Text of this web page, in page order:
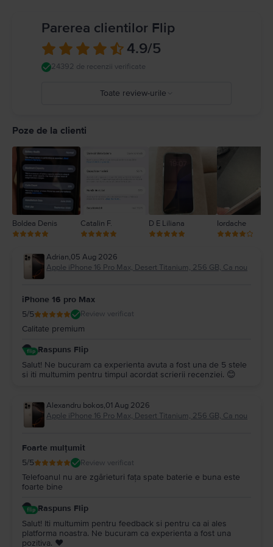
utilizarea dispozitivelor mobile sau a căștilor. Utilizarea de cabluri sau
adaptoare deteriorate sau încărcarea în prezența umezelii poate cauza
incendii, șocuri electrice, vătămări personale sau daune pentru iPhone sau
alte proprietăți. Detalii complete lahttps://support.apple.com/ro-
ro/guide/iphone/iph301fc905/ios
Parerea clientilor Flip
4.9/5
24392 de recenzii verificate
Toate review-urile
Poze de la clienti
Boldea Denis Catalin F. D E Liliana Iordache
Adrian,05 Aug 2026
Apple iPhone 16 Pro Max, Desert Titanium, 256 GB, Ca nou
iPhone 16 pro Max
5/5 Review verificat
Calitate premium
Raspuns Flip
Salut! Ne bucuram ca experienta avuta a fost una de 5 stele
si iti multumim pentru timpul acordat scrierii recenziei. 😊
Alexandru bokos,01 Aug 2026
Apple iPhone 16 Pro Max, Desert Titanium, 256 GB, Ca nou
Foarte mulțumit
5/5 Review verificat
Telefoanul nu are zgârieturi fața spate baterie e buna este
foarte bine
Raspuns Flip
Salut! Iti multumim pentru feedback si pentru ca ai ales
platforma noastra. Ne bucuram ca experienta a fost una
pozitiva. ❤️